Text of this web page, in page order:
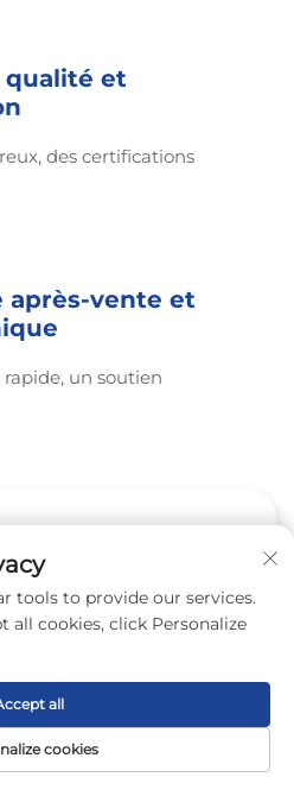
qualité et
des certifications
après-vente et
rapide, un soutien
un devis
B2B
contactera sous peu.
De CONTACT
tools to provide our services.
all cookies, click Personalize
cookies
all